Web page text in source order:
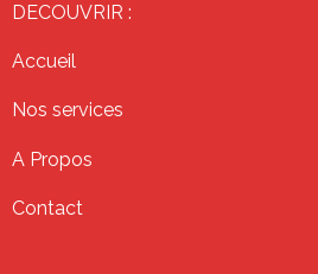
DECOUVRIR :
Accueil
Nos services
A Propos
Contact